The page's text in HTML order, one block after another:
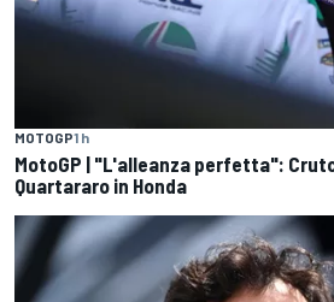
MOTOGP1 h
MotoGP | "L'alleanza perfetta":
Quartararo in Honda